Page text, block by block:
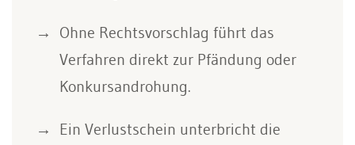
Ohne Rechtsvorschlag führt das
Verfahren direkt zur Pfändung oder
Konkursandrohung.
Ein Verlustschein unterbricht die